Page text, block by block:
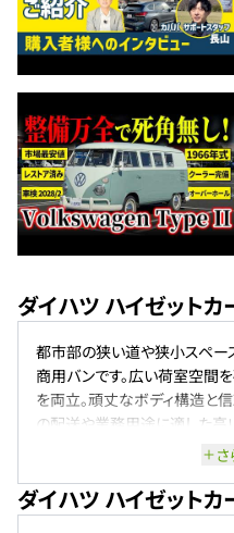
ダイハツ ハイゼット
都市部の狭い道や狭小スペー
商用バンです。広い荷室空間
を両立。頑丈なボディ構造と
の配送や業務用途に適した高
衝突回避支援システムなどの
スが取れたモデルとして幅広
ダイハツ ハイゼット